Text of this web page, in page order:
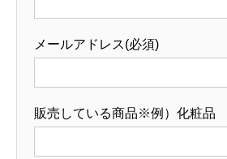
メールアドレス(必須)
販売している商品※例）化粧品